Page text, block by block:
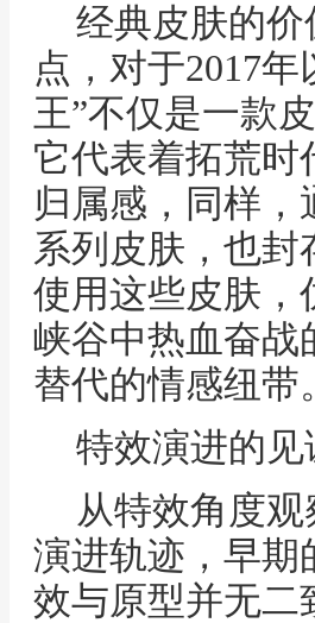
经典皮肤的
点，对于2017
王”不仅是一款
它代表着拓荒时
归属感，同样，
系列皮肤，也
使用这些皮肤，
峡谷中热血奋战
替代的情感纽带。
特效演进的见
从特效角度
演进轨迹，早期
效与原型并无二